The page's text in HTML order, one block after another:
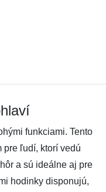
funkciami. Tento
pre ľudí, ktorí vedú
a sú ideálne aj pre
hodinky disponujú,